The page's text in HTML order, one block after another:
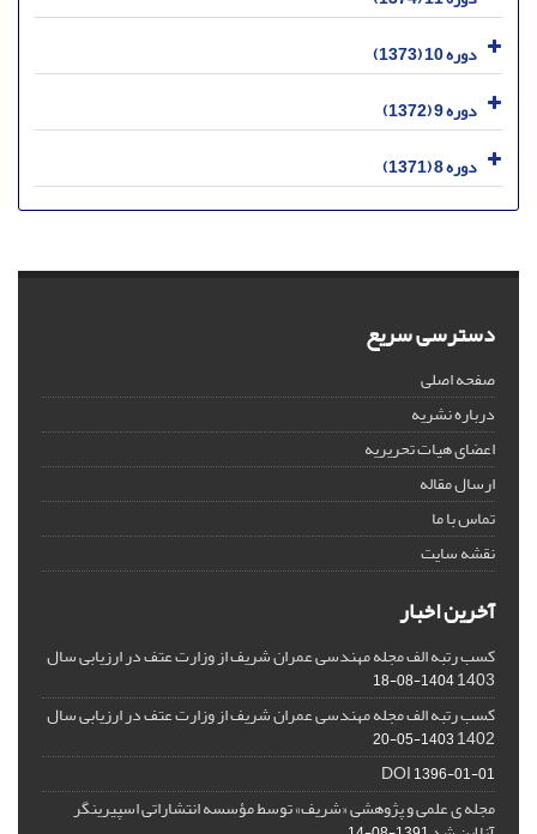
دوره 10 (1373)
دوره 9 (1372)
دوره 8 (1371)
دسترسی سریع
صفحه اصلی
درباره نشریه
اعضای هیات تحریریه
ارسال مقاله
تماس با ما
نقشه سایت
آخرین اخبار
کسب رتبه الف مجله مهندسی عمران شریف از وزارت عتف در ارزیابی سال
1403
1404-08-18
کسب رتبه الف مجله مهندسی عمران شریف از وزارت عتف در ارزیابی سال
1402
1403-05-20
DOI1396-01-01
مجله ی علمی و پژوهشی «شریف» توسط مؤسسه انتشاراتی اسپیرینگر